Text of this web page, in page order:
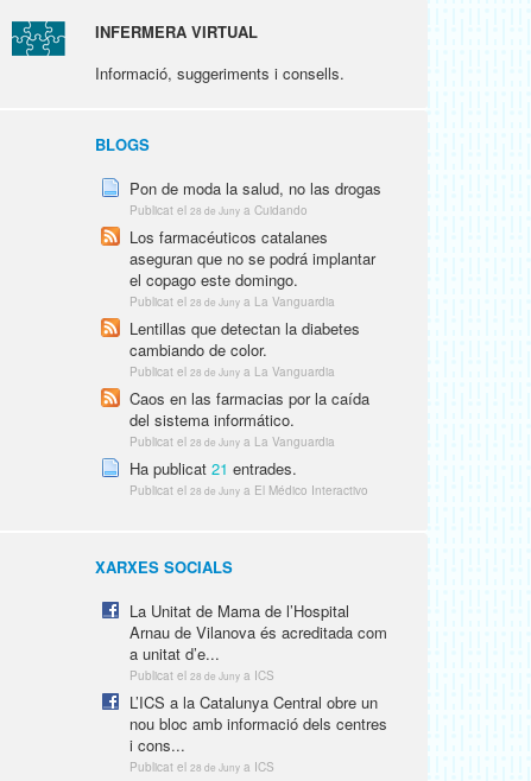
INFERMERA VIRTUAL
Informació, suggeriments i consells.
BLOGS
Pon de moda la salud, no las drogas
Publicat el 28 de Juny a Cuidando
Los farmacéuticos catalanes
aseguran que no se podrá implantar
el copago este domingo.
Publicat el 28 de Juny a La Vanguardia
Lentillas que detectan la diabetes
cambiando de color.
Publicat el 28 de Juny a La Vanguardia
Caos en las farmacias por la caída
del sistema informático.
Publicat el 28 de Juny a La Vanguardia
Ha publicat 21 entrades.
Publicat el 28 de Juny a El Médico Interactivo
XARXES SOCIALS
La Unitat de Mama de l’Hospital
Arnau de Vilanova és acreditada com
a unitat d’e...
Publicat el 28 de Juny a ICS
L’ICS a la Catalunya Central obre un
nou bloc amb informació dels centres
i cons...
Publicat el 28 de Juny a ICS